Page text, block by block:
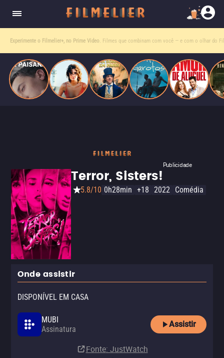
Entre tantas opções,receba o que mais vale seu tempo!
Toda sexta, no seu e-mail.
Publicidade
Terror, Sisters!
5.8/10 0h28min +18 2022 Comédia
Onde assistir
DISPONÍVEL EM CASA
MUBI
Assinatura
Assistir
Fonte: JustWatch
quando se apaixona por um de seus alvos.